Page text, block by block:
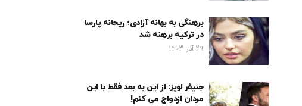
برهنگی به بهانه آزادی؛ ریحانه پارسا
در ترکیه برهنه شد
29 آذر, 1403
جنیفر لوپز: از این به بعد فقط با این
مردان ازدواج می کنم!